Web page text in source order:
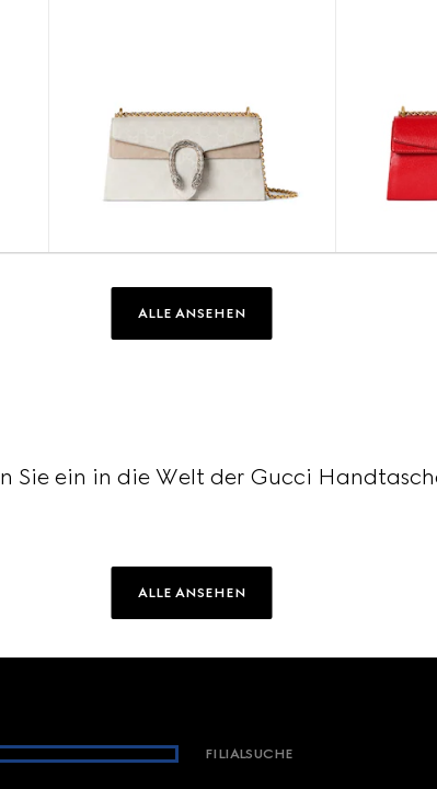
ALLE ANSEHEN
Sie ein in die Welt der Gucci
ALLE ANSEHEN
FILIALSUCHE